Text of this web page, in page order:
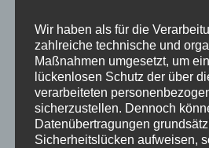
NEWS ABONNIEREN?
Your email:
Wir haben als für die
zahlreiche technische und
Maßnahmen umgesetzt, um
lückenlosen Schutz der über
verarbeiteten
sicherzustellen. Dennoch
Datenübertragungen
Sicherheitslücken aufweisen,